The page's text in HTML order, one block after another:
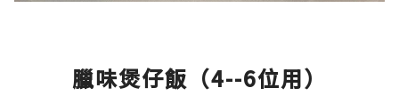
臘味煲仔飯（4--6位用）